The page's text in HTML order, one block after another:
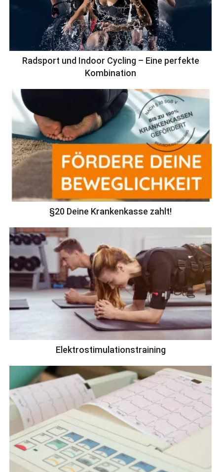
Radsport und Indoor Cycling – Eine perfekte
Kombination
§20 Deine Krankenkasse zahlt!
Elektrostimulationstraining